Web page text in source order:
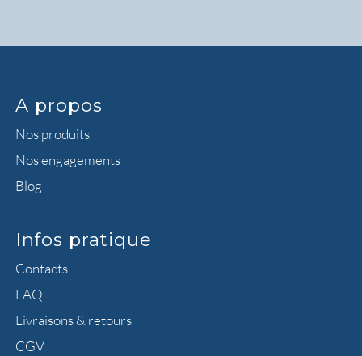
A propos
Nos produits
Nos engagements
Blog
Infos pratique
Contacts
FAQ
Livraisons & retours
CGV